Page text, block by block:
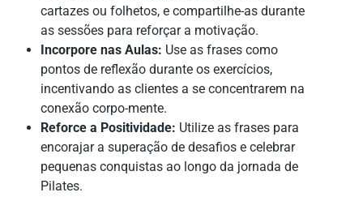
cartazes ou folhetos, e compartilhe-as durante
as sessões para reforçar a motivação.
Incorpore nas Aulas: Use as frases como
pontos de reflexão durante os exercícios,
incentivando as clientes a se concentrarem na
conexão corpo-mente.
Reforce a Positividade: Utilize as frases para
encorajar a superação de desafios e celebrar
pequenas conquistas ao longo da jornada de
Pilates.